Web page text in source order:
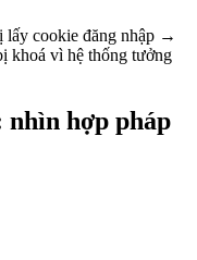
cookie đăng nhập →
khoá vì hệ thống tưởng
nhìn hợp pháp